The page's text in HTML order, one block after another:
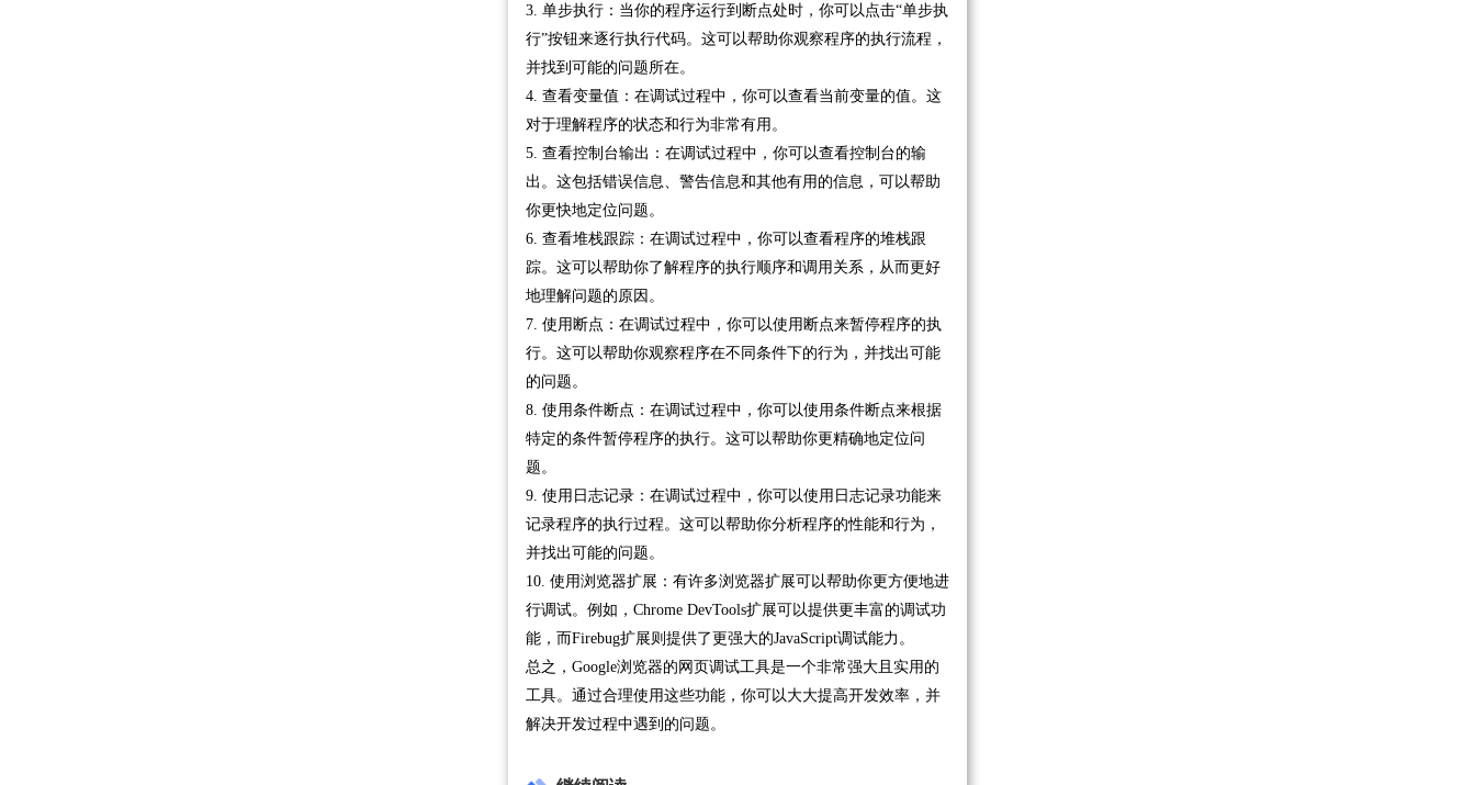
3. 单步执行：当你的程序运行到断点处时，你可以点击“单步执
行”按钮来逐行执行代码。这可以帮助你观察程序的执行流程，
并找到可能的问题所在。
4. 查看变量值：在调试过程中，你可以查看当前变量的值。这
对于理解程序的状态和行为非常有用。
5. 查看控制台输出：在调试过程中，你可以查看控制台的输
出。这包括错误信息、警告信息和其他有用的信息，可以帮助
你更快地定位问题。
6. 查看堆栈跟踪：在调试过程中，你可以查看程序的堆栈跟
踪。这可以帮助你了解程序的执行顺序和调用关系，从而更好
地理解问题的原因。
7. 使用断点：在调试过程中，你可以使用断点来暂停程序的执
行。这可以帮助你观察程序在不同条件下的行为，并找出可能
的问题。
8. 使用条件断点：在调试过程中，你可以使用条件断点来根据
特定的条件暂停程序的执行。这可以帮助你更精确地定位问
题。
9. 使用日志记录：在调试过程中，你可以使用日志记录功能来
记录程序的执行过程。这可以帮助你分析程序的性能和行为，
并找出可能的问题。
10. 使用浏览器扩展：有许多浏览器扩展可以帮助你更方便地进
行调试。例如，Chrome DevTools扩展可以提供更丰富的调试功
能，而Firebug扩展则提供了更强大的JavaScript调试能力。
总之，Google浏览器的网页调试工具是一个非常强大且实用的
工具。通过合理使用这些功能，你可以大大提高开发效率，并
解决开发过程中遇到的问题。